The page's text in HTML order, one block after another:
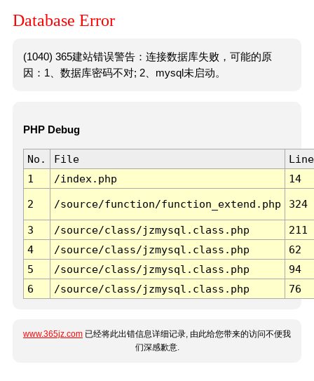
Database Error
(1040) 365建站错误警告：连接数据库失败，可能的原
因：1、数据库密码不对; 2、mysql未启动。
PHP Debug
No. File
Line
1
/index.php 14
2 /source/function/function_extend.php 324
3 /source/class/jzmysql.class.php
211
4
/source/class/jzmysql.class.php
62
5
/source/class/jzmysql.class.php
94
6
/source/class/jzmysql.class.php 76
www.365jz.com 已经将此出错信息详细记录, 由此给您带来的访问不便我
们深感歉意.